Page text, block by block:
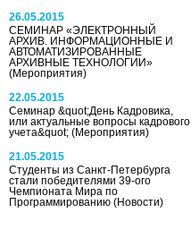
26.05.2015
СЕМИНАР «ЭЛЕКТРОННЫЙ
АРХИВ. ИНФОРМАЦИОННЫЕ И
АВТОМАТИЗИРОВАННЫЕ
АРХИВНЫЕ ТЕХНОЛОГИИ»
(Мероприятия)
22.05.2015
Семинар &quot;День Кадровика,
или актуальные вопросы кадрового
учета&quot; (Мероприятия)
21.05.2015
Студенты из Санкт-Петербурга
стали победителями 39-ого
Чемпионата Мира по
Программированию (Новости)